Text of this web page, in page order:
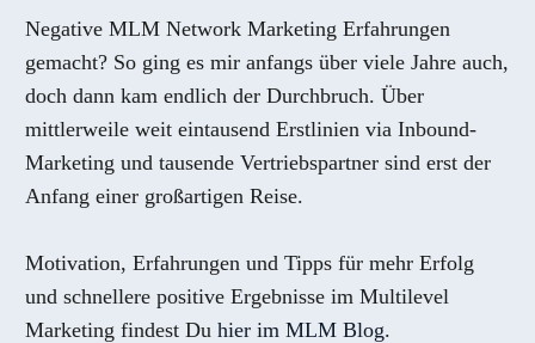
Negative MLM Network Marketing Erfahrungen
gemacht? So ging es mir anfangs über viele Jahre auch,
doch dann kam endlich der Durchbruch. Über
mittlerweile weit eintausend Erstlinien via Inbound-
Marketing und tausende Vertriebspartner sind erst der
Anfang einer großartigen Reise.
Motivation, Erfahrungen und Tipps für mehr Erfolg
und schnellere positive Ergebnisse im Multilevel
Marketing findest Du hier im MLM Blog.